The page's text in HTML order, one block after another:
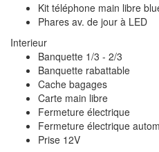
Kit téléphone main libre
Phares av. de jour à LED
Interieur
Banquette 1/3 - 2/3
Banquette rabattable
Cache bagages
Carte main libre
Fermeture électrique
Fermeture électrique
Prise 12V